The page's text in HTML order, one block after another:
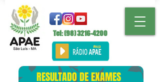
Tel: (98)3216-4200
RESULTADO DE EXAMES